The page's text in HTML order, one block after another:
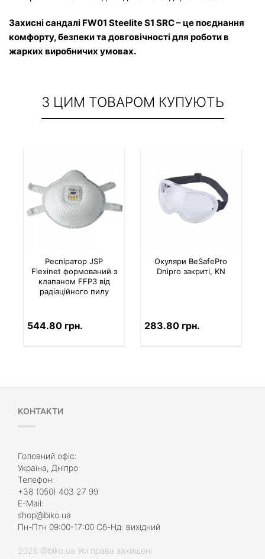
Захисні сандалі FW01 Steelite S1 SRC – це поєднання
комфорту, безпеки та довговічності для роботи в
жарких виробничих умовах.
З ЦИМ ТОВАРОМ КУПУЮТЬ
Респіратор JSP
Flexinet формований з
клапаном FFP3 від
радіаційного пилу
544.80 грн.
Окуляри BeSafePro
Dnipro закриті, KN
283.80 грн.
КОНТАКТИ
Головний офіс:
Україна, Дніпро
Телефон:
+38 (050) 403 27 99
E-Mail:
shop@biko.ua
Пн-Птн 09:00-17:00 Сб-Нд: вихідний
2026 @biko.ua Усі права захищені